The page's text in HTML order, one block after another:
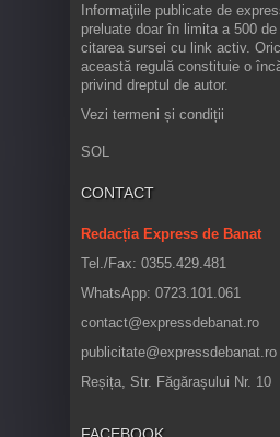
Informaţiile publicate de
preluate doar în limita a 500
citarea sursei cu link activ.
această regulă constituie o
privind dreptul de autor.
Vezi termeni și condiții
SOL
CONTACT
Redacția Express de Banat
Tel./Fax: 0355.429.481
WhatsApp: 0723.101.061
contact@expressdebanat.ro
publicitate@expressdebanat.ro
Reșița, Str. Făgărașului Nr. 10
FACEBOOK